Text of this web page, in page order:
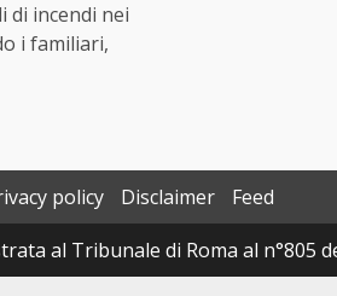
di incendi nei
i familiari,
policy Disclaimer
Feed
al Tribunale di Roma al n°805